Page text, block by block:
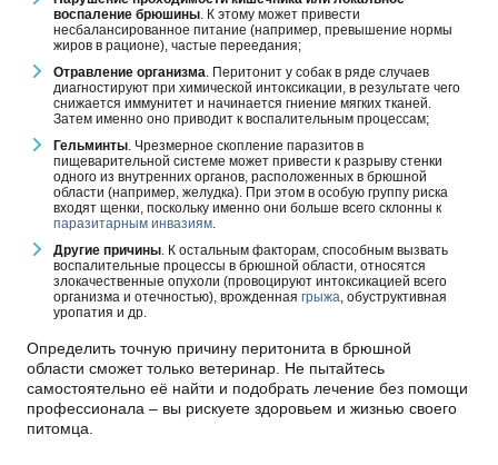
воспаление брюшины. К этому может привести
несбалансированное питание (например, превышение нормы
жиров в рационе), частые переедания;
Отравление организма. Перитонит у собак в ряде случаев
диагностируют при химической интоксикации, в результате чего
снижается иммунитет и начинается гниение мягких тканей.
Затем именно оно приводит к воспалительным процессам;
Гельминты. Чрезмерное скопление паразитов в
пищеварительной системе может привести к разрыву стенки
одного из внутренних органов, расположенных в брюшной
области (например, желудка). При этом в особую группу риска
входят щенки, поскольку именно они больше всего склонны к
паразитарным инвазиям.
Другие причины. К остальным факторам, способным вызвать
воспалительные процессы в брюшной области, относятся
злокачественные опухоли (провоцируют интоксикацией всего
организма и отечностью), врожденная грыжа, обуструктивная
уропатия и др.
Определить точную причину перитонита в брюшной
области сможет только ветеринар. Не пытайтесь
самостоятельно её найти и подобрать лечение без помощи
профессионала – вы рискуете здоровьем и жизнью своего
питомца.